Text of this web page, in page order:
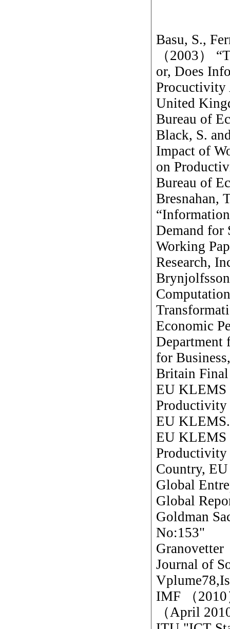
Basu, S.,
（2003）
or, Does
Procuctivity
United
Bureau of
Black, S.
Impact of
on
Bureau of
Bresnahan,
Demand for
Working
Research,
Economic
Department
for
Britain Final
EU KLEMS
Productivity
EU KLEMS.
EU KLEMS
Productivity
Country,
Global
Global
Goldman
No:153"
Granovetter
Journal of
IMF （2010
（April